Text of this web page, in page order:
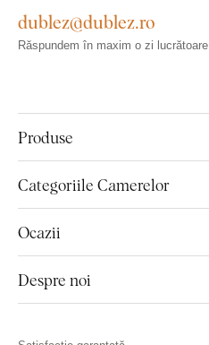
Produse
Categoriile Camerelor
Ocazii
Despre noi
dublez@dublez.ro
Răspundem în maxim o zi lucrătoare